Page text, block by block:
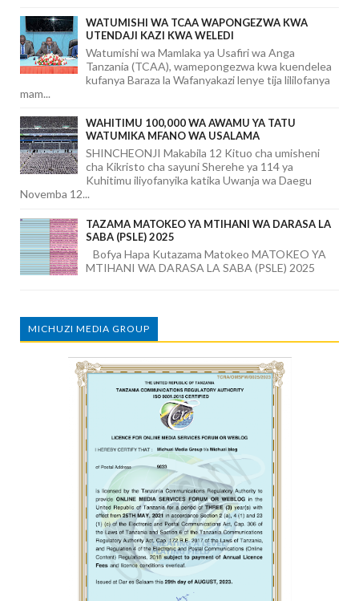
WATUMISHI WA TCAA WAPONGEZWA KWA
UTENDAJI KAZI KWA WELEDI
Watumishi wa Mamlaka ya Usafiri wa Anga
Tanzania (TCAA), wamepongezwa kwa kuendelea
kufanya Baraza la Wafanyakazi lenye tija lililofanya
mam...
WAHITIMU 100,000 WA AWAMU YA TATU
WATUMIKA MFANO WA USALAMA
SHINCHEONJI Makabila 12 Kituo cha umisheni
cha Kikristo cha sayuni Sherehe ya 114 ya
Kuhitimu iliyofanyika katika Uwanja wa Daegu
Novemba 12...
TAZAMA MATOKEO YA MTIHANI WA DARASA LA
SABA (PSLE) 2025
Bofya Hapa Kutazama Matokeo MATOKEO YA
MTIHANI WA DARASA LA SABA (PSLE) 2025
MICHUZI MEDIA GROUP